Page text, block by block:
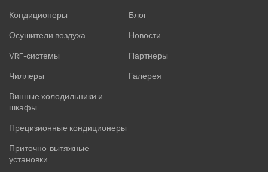
Кондиционеры
Осушители воздуха
VRF-системы
Чиллеры
Винные холодильники и
шкафы
Прецизионные кондиционеры
Приточно-вытяжные
установки
Блог
Новости
Партнеры
Галерея